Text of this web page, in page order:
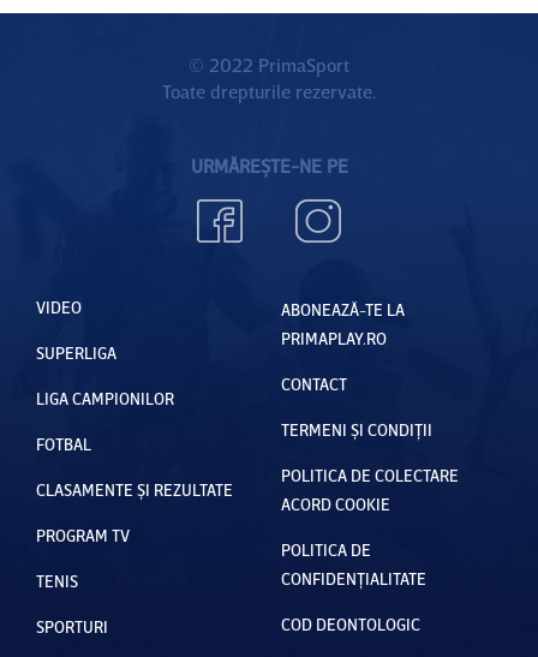
© 2022 PrimaSport
Toate drepturile rezervate.
URMĂREȘTE-NE PE
VIDEO
SUPERLIGA
LIGA CAMPIONILOR
FOTBAL
CLASAMENTE ȘI REZULTATE
PROGRAM TV
TENIS
SPORTURI
ABONEAZĂ-TE LA
PRIMAPLAY.RO
CONTACT
TERMENI ȘI CONDIȚII
POLITICA DE COLECTARE
ACORD COOKIE
POLITICA DE
CONFIDENȚIALITATE
COD DEONTOLOGIC